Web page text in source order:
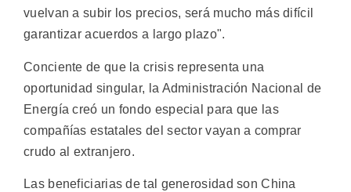
vuelvan a subir los precios, será mucho más difícil
garantizar acuerdos a largo plazo".
Conciente de que la crisis representa una
oportunidad singular, la Administración Nacional de
Energía creó un fondo especial para que las
compañías estatales del sector vayan a comprar
crudo al extranjero.
Las beneficiarias de tal generosidad son China